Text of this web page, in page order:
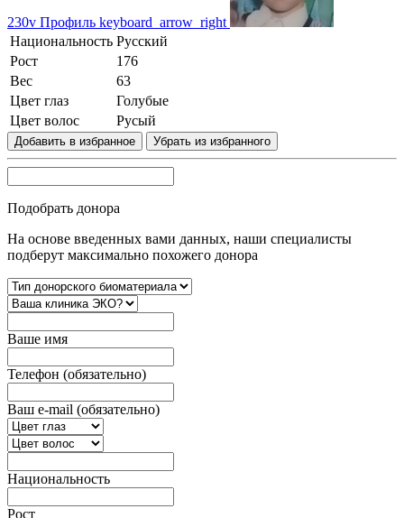
230v Профиль keyboard_arrow_right
Национальность Русский
Рост
176
Вес
63
Цвет глаз
Голубые
Цвет волос
Русый
Добавить в избранное Убрать из избранного
Подобрать донора
На основе введенных вами данных, наши специалисты
подберут максимально похожего донора
Вашe имя
Телефон (обязательно)
Ваш e-mail (обязательно)
Национальность
Рост